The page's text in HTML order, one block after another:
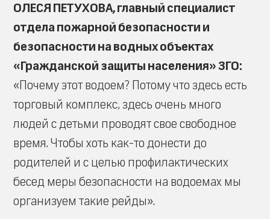
ОЛЕСЯ ПЕТУХОВА, главный специалист
отдела пожарной безопасности и
безопасности на водных объектах
«Гражданской защиты населения» ЗГО:
«Почему этот водоем? Потому что здесь есть
торговый комплекс, здесь очень много
людей с детьми проводят свое свободное
время. Чтобы хоть как-то донести до
родителей и с целью профилактических
бесед меры безопасности на водоемах мы
организуем такие рейды».